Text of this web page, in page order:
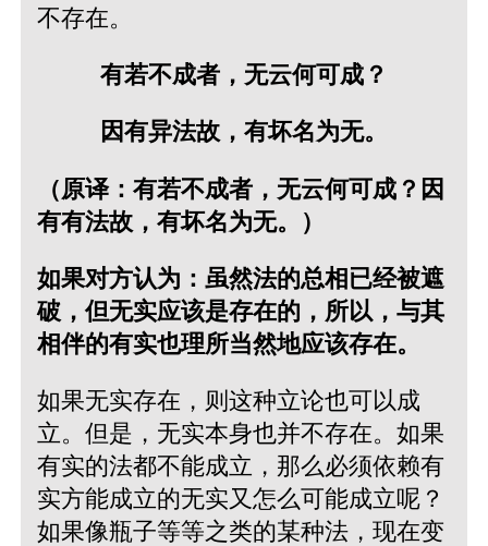
不存在。
有若不成者，无云何可成？
因有异法故，有坏名为无。
（原译：有若不成者，无云何可成？因
有有法故，有坏名为无。）
如果对方认为：虽然法的总相已经被遮
破，但无实应该是存在的，所以，与其
相伴的有实也理所当然地应该存在。
如果无实存在，则这种立论也可以成
立。但是，无实本身也并不存在。如果
有实的法都不能成立，那么必须依赖有
实方能成立的无实又怎么可能成立呢？
如果像瓶子等等之类的某种法，现在变